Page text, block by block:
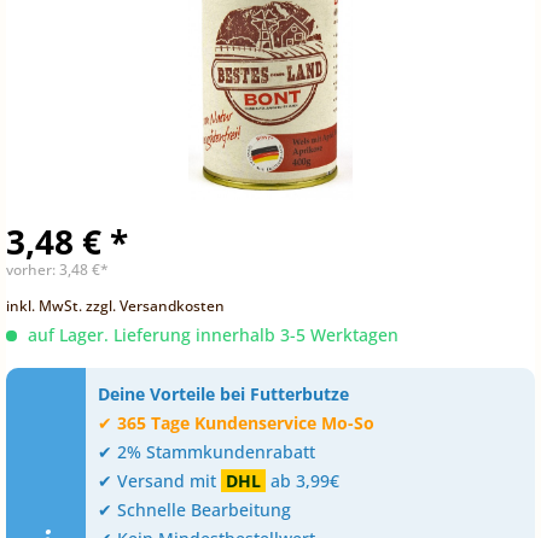
3,48 € *
vorher: 3,48 €*
inkl. MwSt.zzgl. Versandkosten
auf Lager. Lieferung innerhalb 3-5 Werktagen
Deine Vorteile bei Futterbutze
✔ 365 Tage Kundenservice Mo-So
✔ 2% Stammkundenrabatt
✔ Versand mit DHL ab 3,99€
✔ Schnelle Bearbeitung